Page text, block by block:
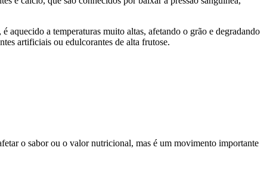
aquecido a temperaturas muito altas, afetando o grão e degradando
artificiais ou edulcorantes de alta frutose.
o sabor ou o valor nutricional, mas é um movimento importante